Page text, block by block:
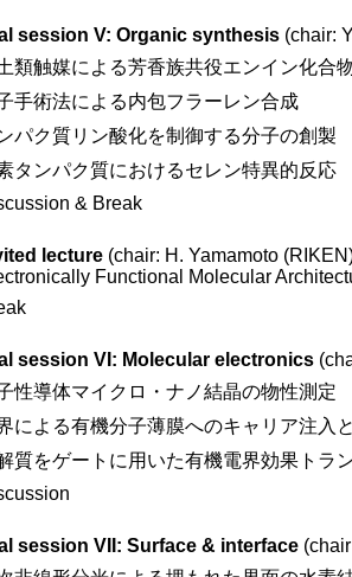
session V: Organic synthesis (chair:
類触媒による芳香族共役エンイン化合
手術法による内包フラーレン合成
パク質リン酸化を制御する分子の創製
タンパク質におけるセレン特異的反応
& Break
lecture (chair: H. Yamamoto
Functional Molecular
session VI: Molecular electronics
性導体マイクロ・ナノ結晶の物性測定
による有機分子薄膜へのキャリア注入
質をゲートに用いた有機電界効果トラ
session VII: Surface & interface